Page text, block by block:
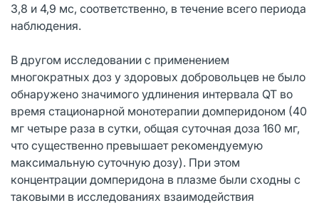
3,8 и 4,9 мс, соответственно, в течение всего периода
наблюдения.
В другом исследовании с применением
многократных доз у здоровых добровольцев не было
обнаружено значимого удлинения интервала QT во
время стационарной монотерапии домперидоном (40
мг четыре раза в сутки, общая суточная доза 160 мг,
что существенно превышает рекомендуемую
максимальную суточную дозу). При этом
концентрации домперидона в плазме были сходны с
таковыми в исследованиях взаимодействия